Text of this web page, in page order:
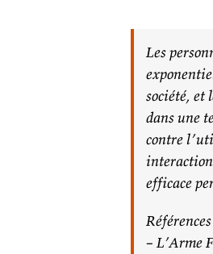
Les
société, et
dans une
contre
efficace
– L’Arme